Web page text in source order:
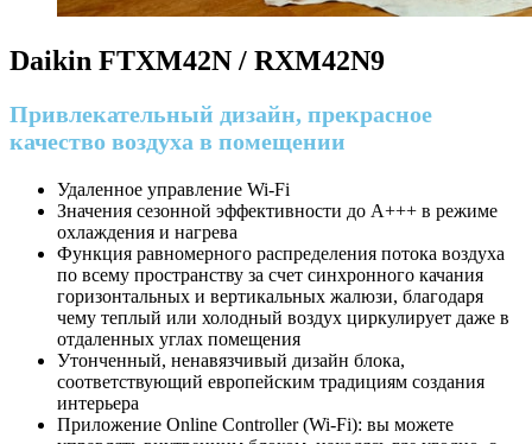
Daikin FTXM42N / RXM42N9
Привлекательный дизайн, прекрасное
качество воздуха в помещении
Удаленное управление Wi-Fi
Значения сезонной эффективности до A+++ в режиме
охлаждения и нагрева
Функция равномерного распределения потока воздуха
по всему пространству за счет синхронного качания
горизонтальных и вертикальных жалюзи, благодаря
чему теплый или холодный воздух циркулирует даже в
отдаленных углах помещения
Утонченный, ненавязчивый дизайн блока,
соответствующий европейским традициям создания
интерьера
Приложение Online Controller (Wi-Fi): вы можете